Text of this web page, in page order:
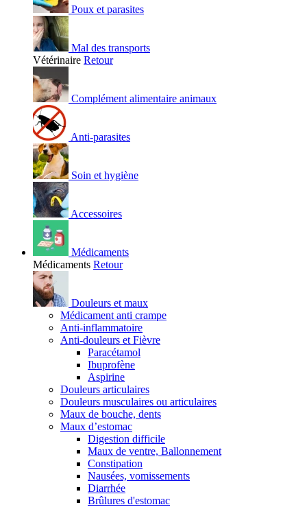
Poux et parasites
Mal des transports
Vétérinaire Retour
Complément alimentaire animaux
Anti-parasites
Soin et hygiène
Accessoires
Médicaments
Médicaments Retour
Douleurs et maux
Médicament anti crampe
Anti-inflammatoire
Anti-douleurs et Fièvre
Paracétamol
Ibuprofène
Aspirine
Douleurs articulaires
Douleurs musculaires ou articulaires
Maux de bouche, dents
Maux d’estomac
Digestion difficile
Maux de ventre, Ballonnement
Constipation
Nausées, vomissements
Diarrhée
Brûlures d'estomac